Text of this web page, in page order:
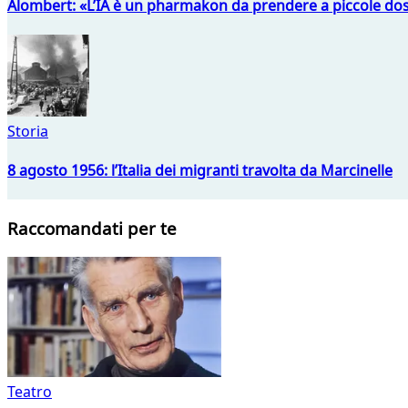
Alombert: «L’IA è un pharmakon da prendere a piccole
Storia
8 agosto 1956: l’Italia dei migranti travolta da Marcinelle
Raccomandati per te
Teatro